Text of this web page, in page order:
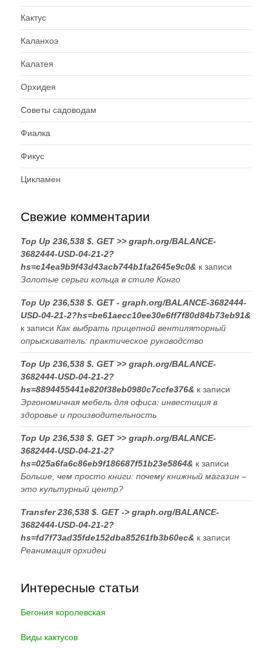
Кактус
Каланхоэ
Калатея
Орхидея
Советы садоводам
Фиалка
Фикус
Цикламен
Свежие комментарии
Top Up 236,538 $. GET >> graph.org/BALANCE-
3682444-USD-04-21-2?
hs=c14ea9b9f43d43acb744b1fa2645e9c0& к записи
Золотые серьги кольца в стиле Конго
Top Up 236,538 $. GET - graph.org/BALANCE-3682444-
USD-04-21-2?hs=be61aecc10ee30e6ff7f80d84b73eb91&
к записи Как выбрать прицепной вентиляторный
опрыскиватель: практическое руководство
Top Up 236,538 $. GET >> graph.org/BALANCE-
3682444-USD-04-21-2?
hs=8894455441e820f38eb0980c7ccfe376& к записи
Эргономичная мебель для офиса: инвестиция в
здоровье и производительность
Top Up 236,538 $. GET >> graph.org/BALANCE-
3682444-USD-04-21-2?
hs=025a6fa6c86eb9f186687f51b23e5864& к записи
Больше, чем просто книги: почему книжный магазин –
это культурный центр?
Transfer 236,538 $. GET -> graph.org/BALANCE-
3682444-USD-04-21-2?
hs=fd7f73ad35fde152dba85261fb3b60ec& к записи
Реанимация орхидеи
Интересные статьи
Бегония королевская
Виды кактусов